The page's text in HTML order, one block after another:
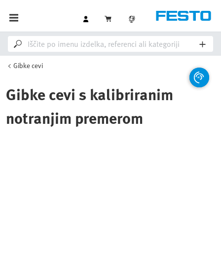
Gibke cevi
Gibke cevi s kalibriranim
notranjim premerom